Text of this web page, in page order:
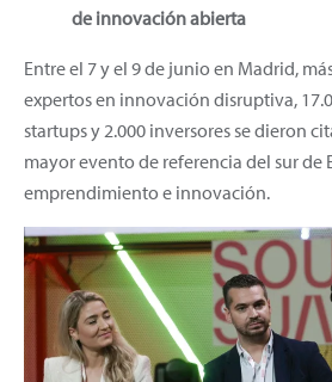
de innovación abierta
Entre el 7 y el 9 de junio en Madrid,
expertos en innovación disruptiva,
startups y 2.000 inversores se dieron
mayor evento de referencia del sur de
emprendimiento e innovación.